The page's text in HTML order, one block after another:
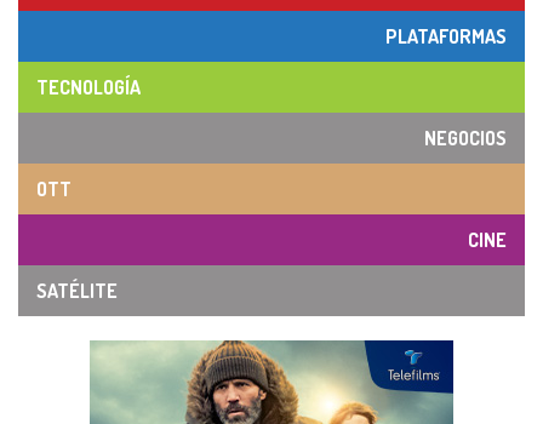
PLATAFORMAS
TECNOLOGÍA
NEGOCIOS
OTT
CINE
SATÉLITE